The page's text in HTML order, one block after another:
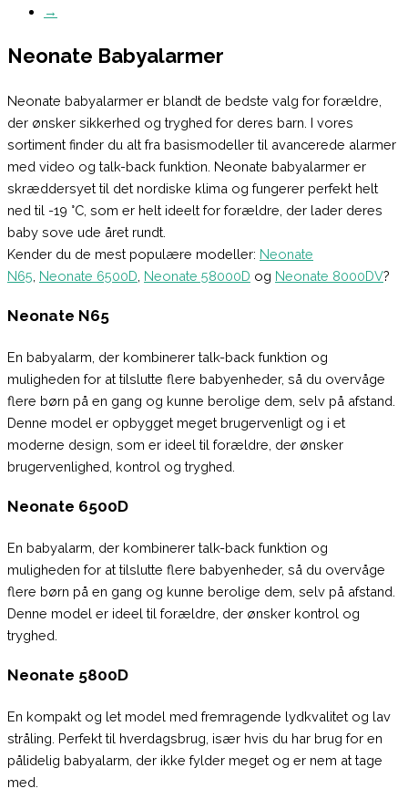
→
Neonate Babyalarmer
Neonate babyalarmer er blandt de bedste valg for forældre,
der ønsker sikkerhed og tryghed for deres barn. I vores
sortiment finder du alt fra basismodeller til avancerede alarmer
med video og talk-back funktion. Neonate babyalarmer er
skræddersyet til det nordiske klima og fungerer perfekt helt
ned til -19 °C, som er helt ideelt for forældre, der lader deres
baby sove ude året rundt.
Kender du de mest populære modeller: Neonate
N65 Neonate 6500D Neonate 58000D og Neonate 8000DV?
Neonate N65
En babyalarm, der kombinerer talk-back funktion og
muligheden for at tilslutte flere babyenheder, så du overvåge
flere børn på en gang og kunne berolige dem, selv på afstand.
Denne model er opbygget meget brugervenligt og i et
moderne design, som er ideel til forældre, der ønsker
brugervenlighed, kontrol og tryghed.
Neonate 6500D
En babyalarm, der kombinerer talk-back funktion og
muligheden for at tilslutte flere babyenheder, så du overvåge
flere børn på en gang og kunne berolige dem, selv på afstand.
Denne model er ideel til forældre, der ønsker kontrol og
tryghed.
Neonate 5800D
En kompakt og let model med fremragende lydkvalitet og lav
stråling. Perfekt til hverdagsbrug, især hvis du har brug for en
pålidelig babyalarm, der ikke fylder meget og er nem at tage
med.